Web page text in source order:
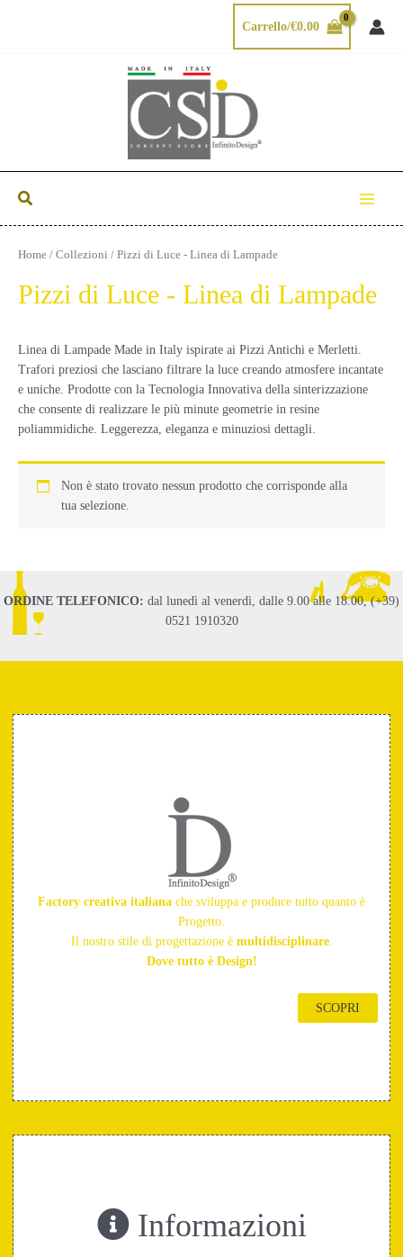
Carrello/€0.00
Cerca
Home / Collezioni / Pizzi di Luce - Linea di Lampade
Pizzi di Luce - Linea di Lampade
Linea di Lampade Made in Italy ispirate ai Pizzi Antichi e Merletti.
Trafori preziosi che lasciano filtrare la luce creando atmosfere incantate
e uniche. Prodotte con la Tecnologia Innovativa della sinterizzazione
che consente di realizzare le più minute geometrie in resine
poliammidiche. Leggerezza, eleganza e minuziosi dettagli.
Non è stato trovato nessun prodotto che corrisponde alla
tua selezione.
ORDINE TELEFONICO: dal lunedì al venerdì, dalle 9.00 alle 18.00, (+39)
0521 1910320
Factory creativa italiana che sviluppa e produce tutto quanto è
Progetto.
Il nostro stile di progettazione è multidisciplinare.
Dove tutto è Design!
SCOPRI
Informazioni